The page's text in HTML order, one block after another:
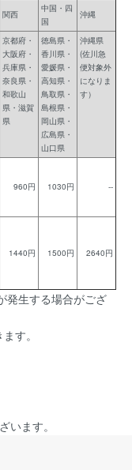
関西
中国・四
国
沖縄
京都府・
大阪府・
兵庫県・
奈良県・
和歌山
県・滋賀
県
徳島県・
香川県・
愛媛県・
高知県・
鳥取県・
島根県・
岡山県・
広島県・
山口県
沖縄県
(佐川急
便対象外
になりま
す）
960円 1030円 --
1440円 1500円 2640円
発生する場合がござ
す。
います。